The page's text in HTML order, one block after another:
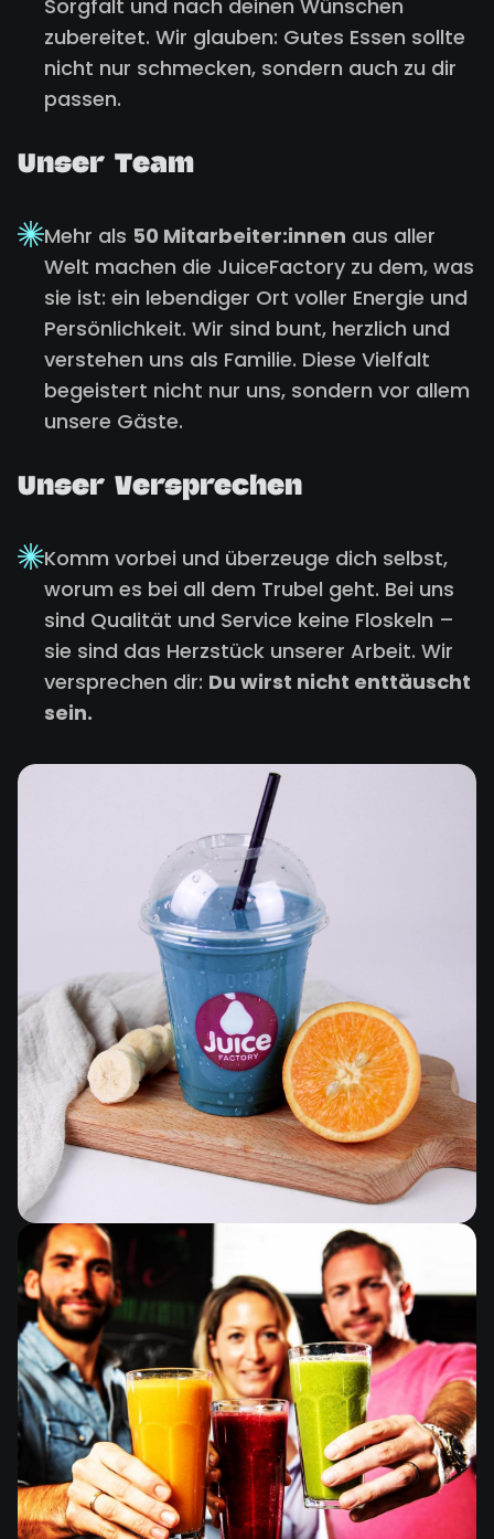
Sorgfalt und nach deinen Wünschen
zubereitet. Wir glauben: Gutes Essen sollte
nicht nur schmecken, sondern auch zu dir
passen.
Unser Team
Mehr als 50 Mitarbeiter:innen aus aller
Welt machen die JuiceFactory zu dem, was
sie ist: ein lebendiger Ort voller Energie und
Persönlichkeit. Wir sind bunt, herzlich und
verstehen uns als Familie. Diese Vielfalt
begeistert nicht nur uns, sondern vor allem
unsere Gäste.
Unser Versprechen
Komm vorbei und überzeuge dich selbst,
worum es bei all dem Trubel geht. Bei uns
sind Qualität und Service keine Floskeln –
sie sind das Herzstück unserer Arbeit. Wir
versprechen dir: Du wirst nicht enttäuscht
sein.